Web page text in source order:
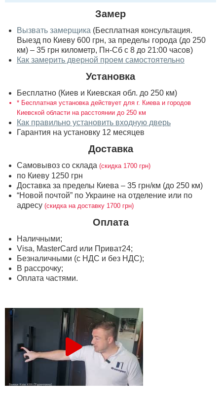
Замер
Вызвать замерщика (Бесплатная консультация.
Выезд по Киеву 600 грн, за пределы города (до 250
км) – 35 грн километр, Пн-Сб с 8 до 21:00 часов)
Как замерить дверной проем самостоятельно
Установка
Бесплатно (Киев и Киевская обл. до 250 км)
* Бесплатная установка действует для г. Киева и городов
Киевской области на расстоянии до 250 км
Как правильно установить входную дверь
Гарантия на установку 12 месяцев
Доставка
Самовывоз со склада (скидка 1700 грн)
по Киеву 1250 грн
Доставка за пределы Киева – 35 грн/км (до 250 км)
“Новой почтой” по Украине на отделение или по
адресу (скидка на доставку 1700 грн)
Оплата
Наличными;
Visa, MasterСard или Приват24;
Безналичными (с НДС и без НДС);
В рассрочку;
Оплата частями.